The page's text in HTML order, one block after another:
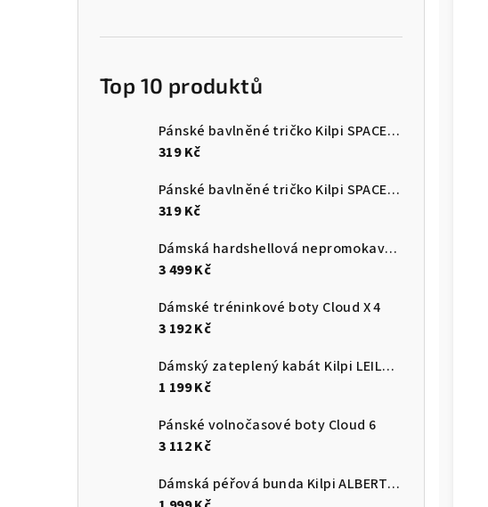
Top 10 produktů
Pánské bavlněné tričko Kilpi SPACER-M
319 Kč
Pánské bavlněné tričko Kilpi SPACER-M
319 Kč
Dámská hardshellová nepromokavá bunda Kilpi MAMBA-W
3 499 Kč
Dámské tréninkové boty Cloud X 4
3 192 Kč
Dámský zateplený kabát Kilpi LEILA-W
1 199 Kč
Pánské volnočasové boty Cloud 6
3 112 Kč
Dámská péřová bunda Kilpi ALBERTA-W